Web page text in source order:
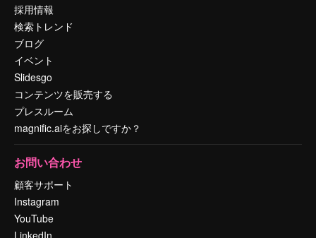
採用情報
検索トレンド
ブログ
イベント
Slidesgo
コンテンツを販売する
プレスルーム
magnific.aiをお探しですか？
お問い合わせ
顧客サポート
Instagram
YouTube
LinkedIn